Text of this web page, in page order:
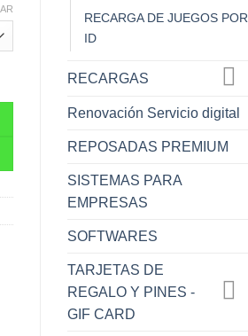
RECARGA DE JUEGOS POR
ID
RECARGAS
Renovación Servicio digital
REPOSADAS PREMIUM
SISTEMAS PARA
EMPRESAS
SOFTWARES
TARJETAS DE
REGALO Y PINES -
GIF CARD